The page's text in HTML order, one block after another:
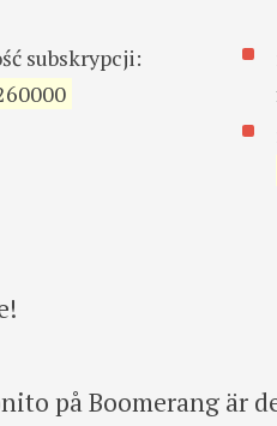
subskrypcji:
på Boomerang är